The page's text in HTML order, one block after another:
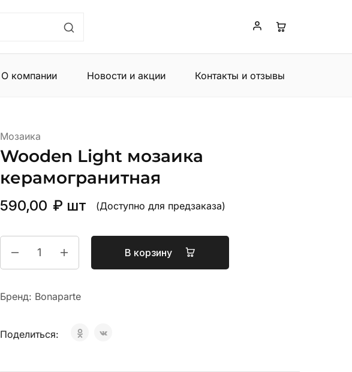
О компании Новости и акции Контакты и отзывы
Мозаика
Wooden Light мозаика
керамогранитная
590,00 ₽ шт (Доступно для предзаказа)
В корзину
Бренд: Bonaparte
Поделиться: